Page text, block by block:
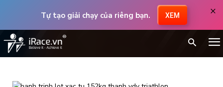
Tự tạo giải chạy của riêng bạn. XEM ×